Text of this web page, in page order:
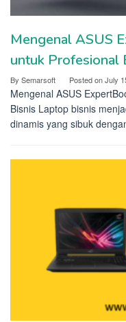
Mengenal ASUS
untuk Profesional
By Semarsoft Posted onJuly
Mengenal ASUS
Bisnis Laptop bisnis
dinamis yang sibuk